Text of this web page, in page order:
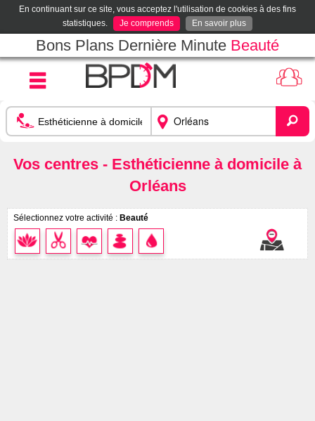
En continuant sur ce site, vous acceptez l'utilisation de cookies à des fins
statistiques.
Je comprends En savoir plus
Bons Plans Dernière Minute Beauté
Vos centres - Esthéticienne à domicile à
Orléans
Sélectionnez votre activité : Beauté